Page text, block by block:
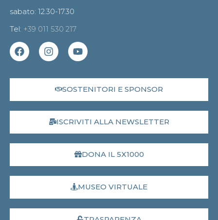
sabato: 12.30-17.30
Tel: +39 011 530 217
SOSTENITORI E SPONSOR
ISCRIVITI ALLA NEWSLETTER
DONA IL 5X1000
MUSEO VIRTUALE